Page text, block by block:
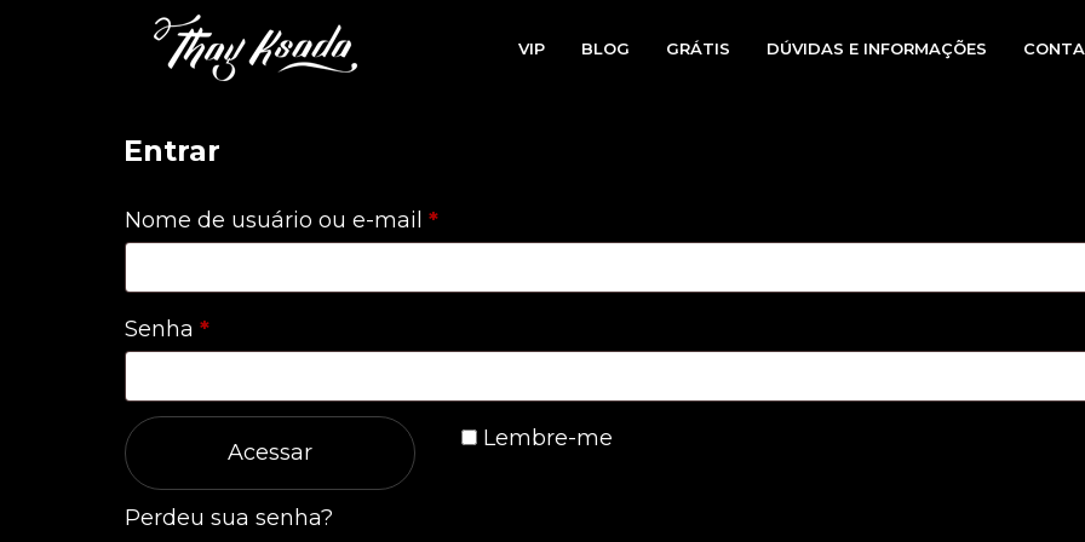
VIP BLOG GRÁTIS DÚVIDAS E INFORMAÇÕES
Entrar
Nome de usuário ou e-mail *Obrigatório
Senha *Obrigatório
Lembre-me
Acessar
Perdeu sua senha?